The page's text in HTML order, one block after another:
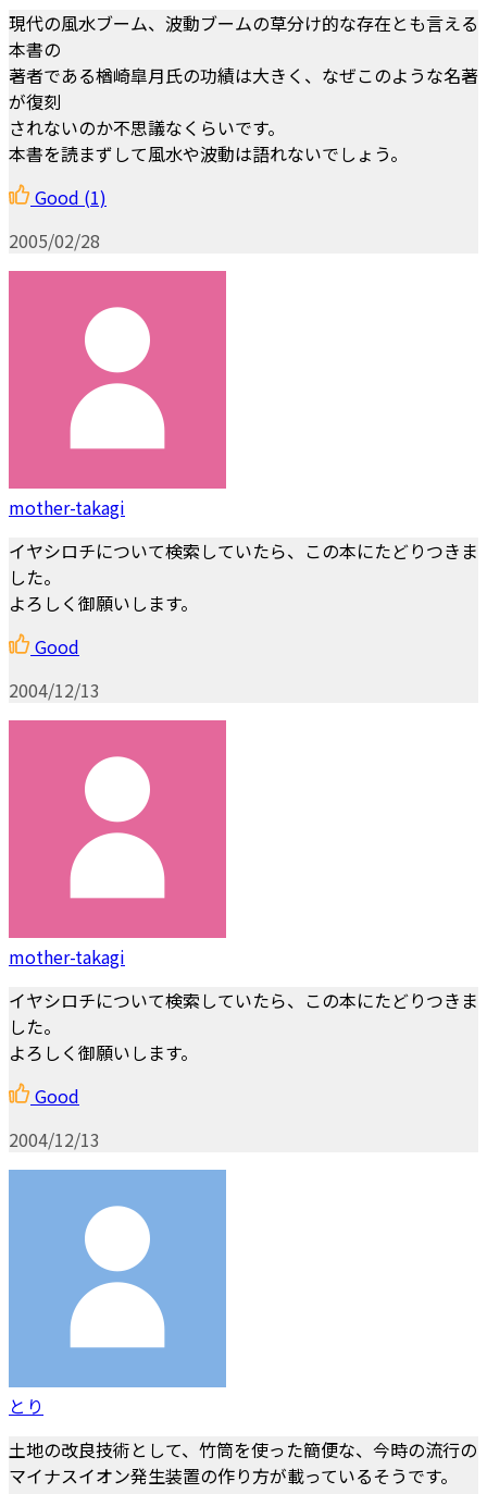
現代の風水ブーム、波動ブームの草分け的な存在とも言える
本書の
著者である楢崎皐月氏の功績は大きく、なぜこのような名著
が復刻
されないのか不思議なくらいです。
本書を読まずして風水や波動は語れないでしょう。
Good (1)
2005/02/28
mother-takagi
イヤシロチについて検索していたら、この本にたどりつきま
した。
よろしく御願いします。
Good
2004/12/13
mother-takagi
イヤシロチについて検索していたら、この本にたどりつきま
した。
よろしく御願いします。
Good
2004/12/13
とり
土地の改良技術として、竹筒を使った簡便な、今時の流行の
マイナスイオン発生装置の作り方が載っているそうです。